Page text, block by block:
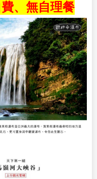
、無自理餐